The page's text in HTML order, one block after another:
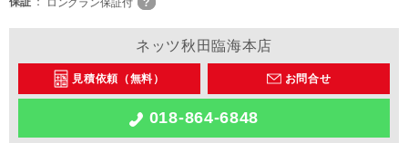
ネッツ秋田臨海本店
見積依頼（無料） お問合せ
018-864-6848